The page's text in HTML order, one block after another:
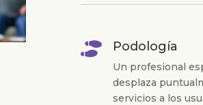
 Podología
Un profesional
desplaza
servicios a los